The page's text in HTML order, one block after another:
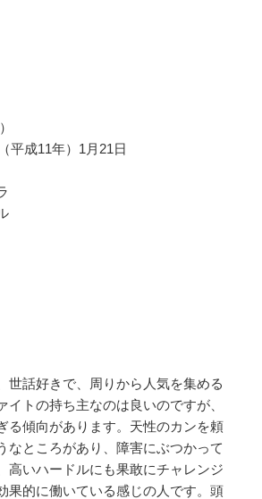
平成11年）1月21日
世話好きで、周りから人気を集める
イトの持ち主なのは良いのですが、
る傾向があります。天性のカンを頼
なところがあり、障害にぶつかって
高いハードルにも果敢にチャレンジ
果的に働いている感じの人です。頭